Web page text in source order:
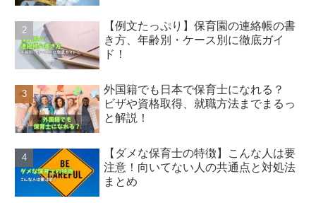
【例文たっぷり】保育園の連絡帳の書
き方、年齢別・ケース別に徹底ガイ
ド！
外国籍でも日本で保育士になれる？
ビザや資格取得、就職方法までまるっ
と解説！
【ダメな保育士の特徴】こんな人は要
注意！向いてない人の共通点と対処法
まとめ